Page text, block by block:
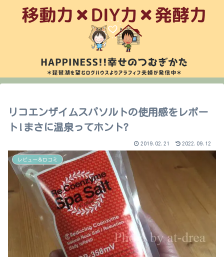
リコエンザイムスパソルトの使用感をレポー
ト!まさに温泉ってホント?
2019.02.21 2022.09.12
レビュー＆口コミ